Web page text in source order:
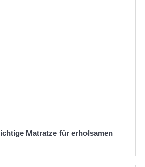
Matratze für erholsamen